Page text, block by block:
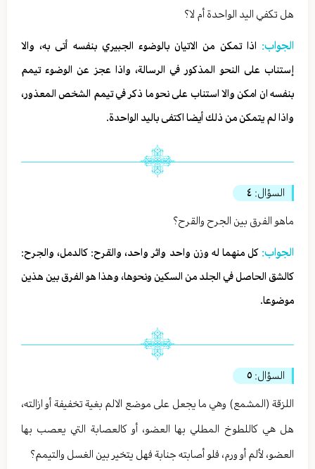
هل تكفي اليد الواحدة أم لا؟
الجواب: اذا تمكن من الاتيان بالوضوء الجبيري بنفسه أتى به، والا
إستناب على النحو المذكور في الرسالة، واذا عجز عن الوضوء تيمم
بنفسه ان امكن والا استناب على نحو ما ذكر في تيمم الشخص المعذور،
واذا لم يتمكن من ذلك أيضا اكتفى باليد الواحدة.
السؤال: ٤
ماهو الفرق بين الجرح والقرح؟
الجواب:كل منهما له وزن واحد واثر واحد، والقرح: كالدمل، والجرح:
كالشق الحاصل في الجلد من السكين ونحوها، وهذا هو الفرق بين هذين
موضوعا.
السؤال: ٥
اللزقة (المشمع) وهي ما يجعل على موضع الالم بغية تخفيفة أو ازالته،
هل هي كاللطوخ المطلي بها العضو، أو كالعصابة التي يعصب بها
العضو، لألم أو ورم، فلو أصابته جنابة فهل يتخير بين الغسل والتيمم؟